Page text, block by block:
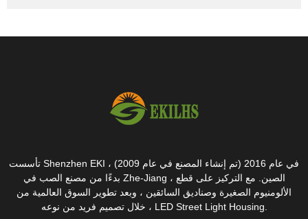
تأسست Shenzhen EKI في عام 2016 (تم إنشاء المصنع في عام 2009) ،
بدءًا من مصنع الصب في Zhe-Jiang ، الصين. مع التركيز على قطع
الألومنيوم الصغيرة وصناديق السائقين ، وبعد تطوير السوق العالمية من
خلال تصميم فريد من نوعه ، LED Street Light Housing.